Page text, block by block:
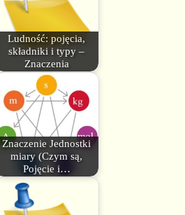
Ludność: pojęcia,
składniki i typy –
Znaczenia
Znaczenie Jednostki
miary (Czym są,
Pojęcie i…